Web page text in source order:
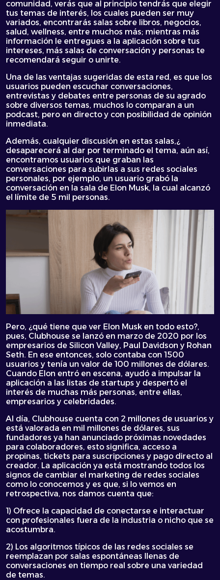
comunidad, verás que al principio tendrás que elegir
tus temas de interés, los cuales pueden ser muy
variados, encontrarás salas sobre libros, negocios,
salud, wellness, entre muchos más; mientras más
información le entregues a la aplicación sobre tus
intereses, más salas de conversación y personas te
recomendará seguir o unirte.
Una de las ventajas sugeridas de esta red, es que los
usuarios pueden escuchar conversaciones,
entrevistas y debates entre personas de su agrado
sobre diversos temas, muchos lo comparan a un
podcast, pero en directo y con posibilidad de opinión
inmediata.
Además, cualquier discusión en estas salas,¿
desaparecerá al dar por terminado el tema, aún así,
encontramos usuarios que graban las
conversaciones para subirlas a sus redes sociales
personales, por ejemplo, un usuario grabó la
conversación en la sala de Elon Musk, la cual alcanzó
el límite de 5 mil personas.
Pero, ¿qué tiene que ver Elon Musk en todo esto?,
pues, Clubhouse se lanzó en marzo de 2020 por los
empresarios de Silicon Valley, Paul Davidson y Rohan
Seth. En ese entonces, solo contaba con 1500
usuarios y tenía un valor de 100 millones de dólares.
Cuando Elon entró en escena, ayudó a impulsar la
aplicación a las listas de startups y despertó el
interés de muchas más personas, entre ellas,
empresarios y celebridades.
Al día, Clubhouse cuenta con 2 millones de usuarios y
está valorada en mil millones de dólares, sus
fundadores ya han anunciado próximas novedades
para colaboradores, esto significa, acceso a
propinas, tickets para suscripciones y pago directo al
creador. La aplicación ya está mostrando todos los
signos de cambiar el marketing de redes sociales
como lo conocemos y es que, si lo vemos en
retrospectiva, nos damos cuenta que:
1) Ofrece la capacidad de conectarse e interactuar
con profesionales fuera de la industria o nicho que se
acostumbra.
2) Los algoritmos típicos de las redes sociales se
reemplazan por salas espontáneas llenas de
conversaciones en tiempo real sobre una variedad
de temas.